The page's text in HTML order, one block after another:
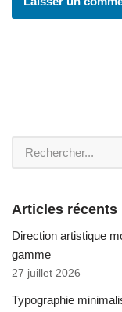
Articles récents
Direction artistique
gamme
27 juillet 2026
Typographie